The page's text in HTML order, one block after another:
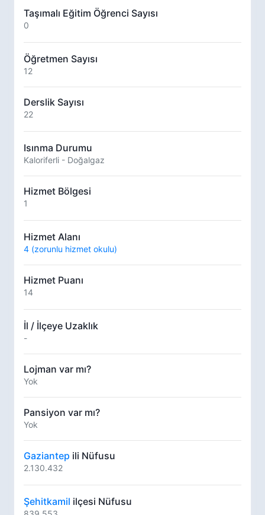
Taşımalı Eğitim Öğrenci Sayısı
0
Öğretmen Sayısı
12
Derslik Sayısı
22
Isınma Durumu
Kaloriferli - Doğalgaz
Hizmet Bölgesi
1
Hizmet Alanı
4 (zorunlu hizmet okulu)
Hizmet Puanı
14
İl / İlçeye Uzaklık
-
Lojman var mı?
Yok
Pansiyon var mı?
Yok
Gaziantep ili Nüfusu
2.130.432
Şehitkamil ilçesi Nüfusu